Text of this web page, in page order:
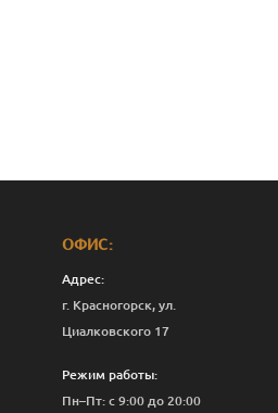
ОФИС:
Адрес:
г. Красногорск, ул.
Циалковского 17
Режим работы:
Пн–Пт: с 9:00 до 20:00